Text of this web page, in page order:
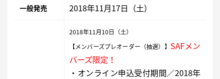
一般発売 2018年11月17日（土）
2018年11月10日（土）
【メンバーズプレオーダー（抽選）】 SAFメン
バーズ限定！
・オンライン申込受付期間／2018年